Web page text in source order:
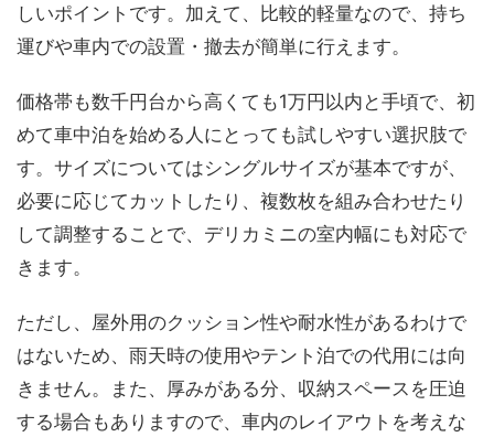
しいポイントです。加えて、比較的軽量なので、持ち
運びや車内での設置・撤去が簡単に行えます。
価格帯も数千円台から高くても1万円以内と手頃で、初
めて車中泊を始める人にとっても試しやすい選択肢で
す。サイズについてはシングルサイズが基本ですが、
必要に応じてカットしたり、複数枚を組み合わせたり
して調整することで、デリカミニの室内幅にも対応で
きます。
ただし、屋外用のクッション性や耐水性があるわけで
はないため、雨天時の使用やテント泊での代用には向
きません。また、厚みがある分、収納スペースを圧迫
する場合もありますので、車内のレイアウトを考えな